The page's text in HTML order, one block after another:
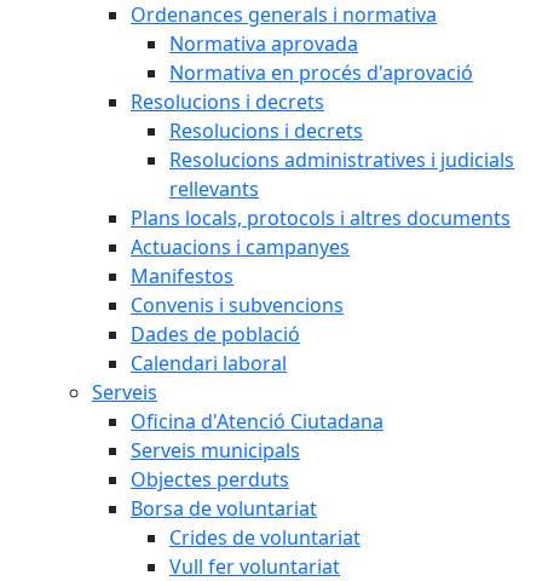
Ordenances generals i normativa
Normativa aprovada
Normativa en procés d'aprovació
Resolucions i decrets
Resolucions i decrets
Resolucions administratives i judicials
rellevants
Plans locals, protocols i altres documents
Actuacions i campanyes
Manifestos
Convenis i subvencions
Dades de població
Calendari laboral
Serveis
Oficina d'Atenció Ciutadana
Serveis municipals
Objectes perduts
Borsa de voluntariat
Crides de voluntariat
Vull fer voluntariat